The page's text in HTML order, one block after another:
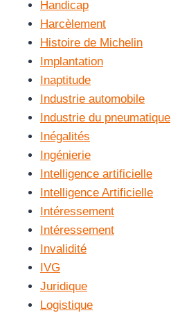
Handicap
Harcèlement
Histoire de Michelin
Implantation
Inaptitude
Industrie automobile
Industrie du pneumatique
Inégalités
Ingénierie
Intelligence artificielle
Intelligence Artificielle
Intéressement
Intéressement
Invalidité
IVG
Juridique
Logistique